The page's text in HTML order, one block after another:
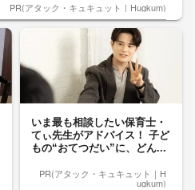
PR(アタック・キュキュット｜Hugkum)
いま最も相談したい保育士・
てぃ先生がアドバイス！ 子ど
もの“おてつだい”に、どん...
PR(アタック・キュキュット｜H
ugkum)